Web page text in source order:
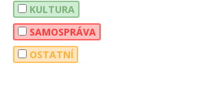
KULTURA
SAMOSPRÁVA
OSTATNÍ